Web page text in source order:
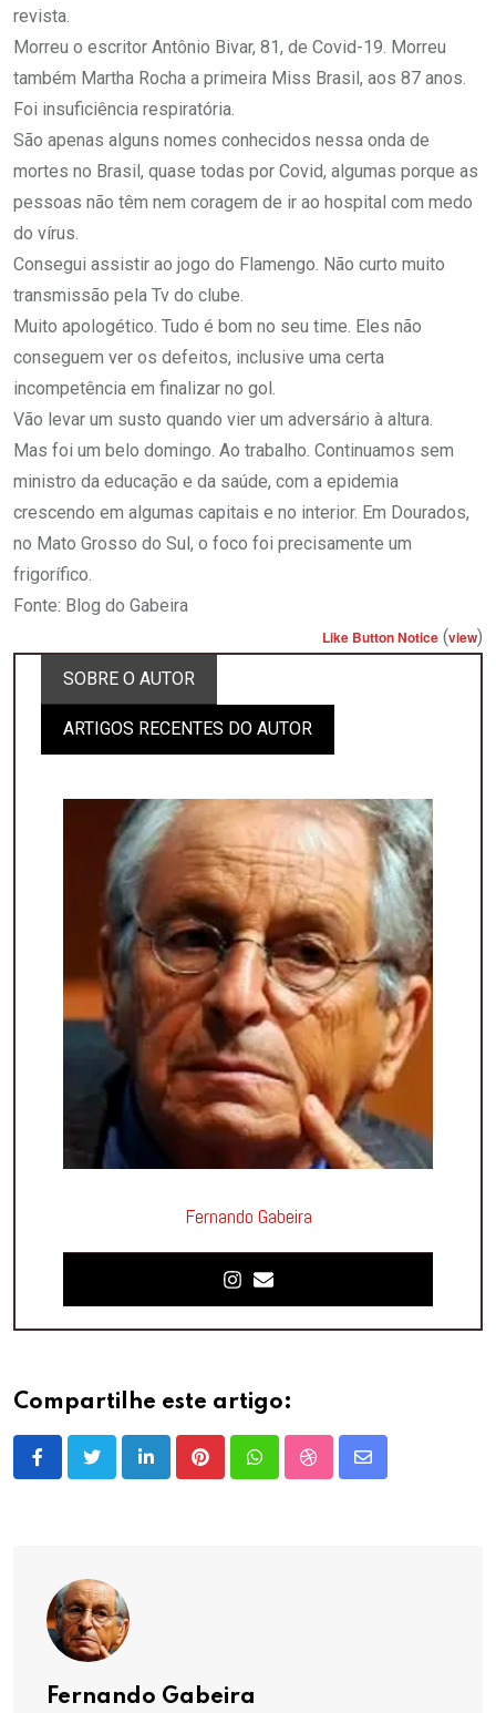
revista.
Morreu o escritor Antônio Bivar, 81, de Covid-19. Morreu
também Martha Rocha a primeira Miss Brasil, aos 87 anos.
Foi insuficiência respiratória.
São apenas alguns nomes conhecidos nessa onda de
mortes no Brasil, quase todas por Covid, algumas porque as
pessoas não têm nem coragem de ir ao hospital com medo
do vírus.
Consegui assistir ao jogo do Flamengo. Não curto muito
transmissão pela Tv do clube.
Muito apologético. Tudo é bom no seu time. Eles não
conseguem ver os defeitos, inclusive uma certa
incompetência em finalizar no gol.
Vão levar um susto quando vier um adversário à altura.
Mas foi um belo domingo. Ao trabalho. Continuamos sem
ministro da educação e da saúde, com a epidemia
crescendo em algumas capitais e no interior. Em Dourados,
no Mato Grosso do Sul, o foco foi precisamente um
frigorífico.
Fonte: Blog do Gabeira
Like Button Notice (view)
SOBRE O AUTOR
ARTIGOS RECENTES DO AUTOR
Fernando Gabeira
Compartilhe este artigo:
LinkedInPinterestWhatsappStumbleUpon
Share
Fernando Gabeira